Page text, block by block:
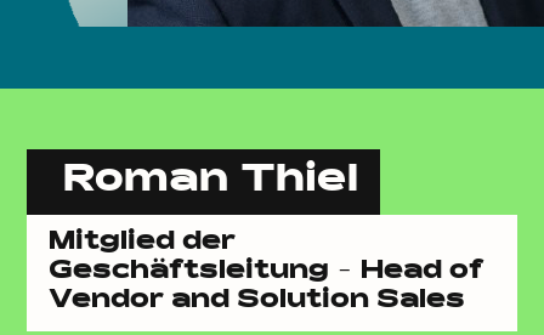
Roman Thiel
Mitglied der
Geschäftsleitung - Head of
Vendor and Solution Sales